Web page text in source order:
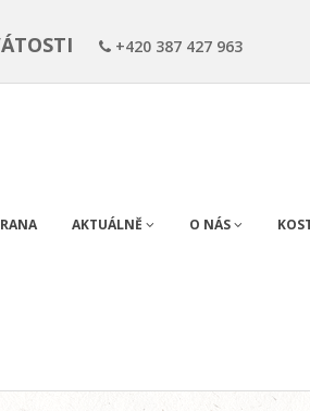
+420 387 427 963
AKTUÁLNĚ O NÁS